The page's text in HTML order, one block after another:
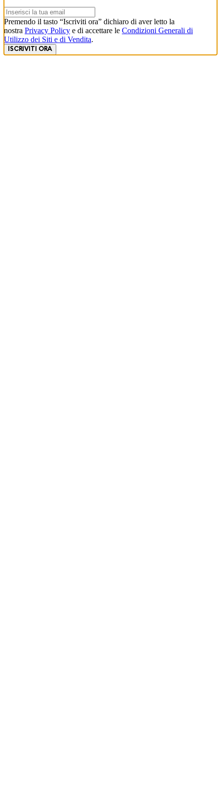
Premendo il tasto “Iscriviti ora” dichiaro di aver letto la
nostra Privacy Policy e di accettare le Condizioni Generali di
Utilizzo dei Siti e di Vendita.
ISCRIVITI ORA